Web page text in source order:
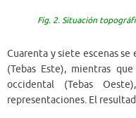
Fig. 2. Situación
Cuarenta y siete escenas
(Tebas Este), mientras
occidental (Tebas
representaciones. El